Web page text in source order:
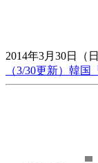
2014年3月30日（日
（3/30更新）韓国